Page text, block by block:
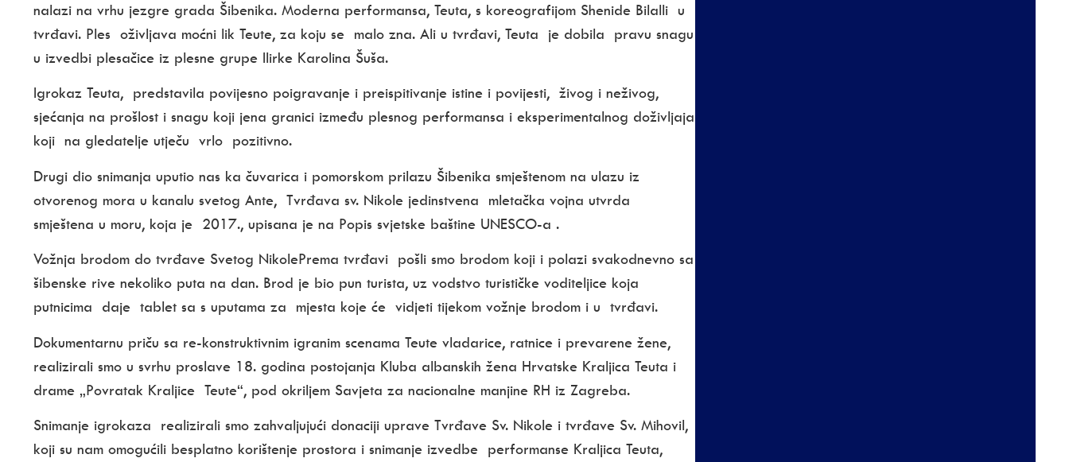
nalazi na vrhu jezgre grada Šibenika. Moderna performansa, Teuta, s koreografijom Shenide Bilalli u
tvrđavi. Ples oživljava moćni lik Teute, za koju se malo zna. Ali u tvrđavi, Teuta je dobila pravu snagu
u izvedbi plesačice iz plesne grupe Ilirke Karolina Šuša.
Igrokaz Teuta, predstavila povijesno poigravanje i preispitivanje istine i povijesti, živog i neživog,
sjećanja na prošlost i snagu koji jena granici između plesnog performansa i eksperimentalnog doživljaja
koji na gledatelje utječu vrlo pozitivno.
Drugi dio snimanja uputio nas ka čuvarica i pomorskom prilazu Šibenika smještenom na ulazu iz
otvorenog mora u kanalu svetog Ante, Tvrđava sv. Nikole jedinstvena mletačka vojna utvrda
smještena u moru, koja je 2017., upisana je na Popis svjetske baštine UNESCO-a .
Vožnja brodom do tvrđave Svetog NikolePrema tvrđavi pošli smo brodom koji i polazi svakodnevno sa
šibenske rive nekoliko puta na dan. Brod je bio pun turista, uz vodstvo turističke voditeljice koja
putnicima daje tablet sa s uputama za mjesta koje će vidjeti tijekom vožnje brodom i u tvrđavi.
Dokumentarnu priču sa re-konstruktivnim igranim scenama Teute vladarice, ratnice i prevarene žene,
realizirali smo u svrhu proslave 18. godina postojanja Kluba albanskih žena Hrvatske Kraljica Teuta i
drame „Povratak Kraljice Teute“, pod okriljem Savjeta za nacionalne manjine RH iz Zagreba.
Snimanje igrokaza realizirali smo zahvaljujući donaciji uprave Tvrđave Sv. Nikole i tvrđave Sv. Mihovil,
koji su nam omogućili besplatno korištenje prostora i snimanje izvedbe performanse Kraljica Teuta,